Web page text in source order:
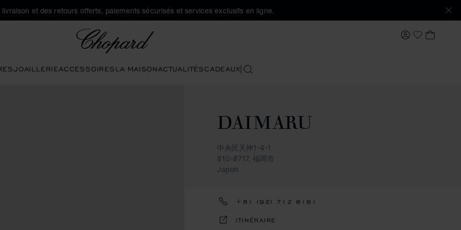
livraison et des retours offerts, paiements sécurisés et services exclusifs en ligne.
MON COMPTE
Ma Wishlist
MON
JOAILLERIEACCESSOIRESLA MAISONACTUALITÉSCADEAUXRECHERCHER
DAIMARU
中央区天神1-4-1
810-8717, 福岡市
Japon
+81 (92) 712 8181
ITINÉRAIRE